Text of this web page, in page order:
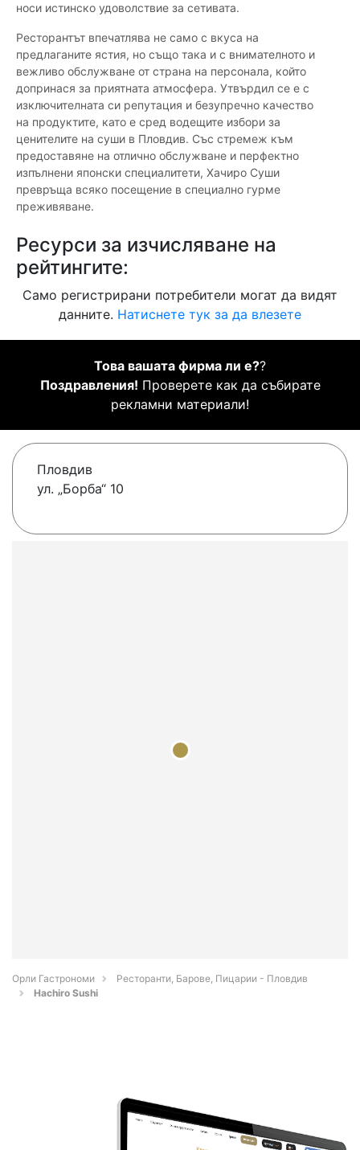
носи истинско удоволствие за сетивата.
Ресторантът впечатлява не само с вкуса на
предлаганите ястия, но също така и с внимателното и
вежливо обслужване от страна на персонала, който
допринася за приятната атмосфера. Утвърдил се е с
изключителната си репутация и безупречно качество
на продуктите, като е сред водещите избори за
ценителите на суши в Пловдив. Със стремеж към
предоставяне на отлично обслужване и перфектно
изпълнени японски специалитети, Хачиро Суши
превръща всяко посещение в специално гурме
преживяване.
Ресурси за изчисляване на
рейтингите:
Само регистрирани потребители могат да видят
данните. Натиснете тук за да влезете
Това вашата фирма ли е??
Поздравления! Проверете как да събирате
рекламни материали!
Пловдив
ул. „Борба“ 10
Орли Гастрономи
Ресторанти, Барове, Пицарии - Пловдив
Hachiro Sushi